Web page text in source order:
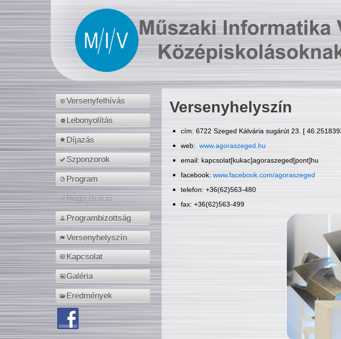
Versenyfelhívás
Lebonyolítás
Díjazás
Szponzorok
Program
Regisztráció
Programbizottság
Versenyhelyszín
Kapcsolat
Galéria
Eredmények
Versenyhelyszín
cím: 6722 Szeged Kálvária sugárút 23. [
web: www.agoraszeged.hu
email: kapcsolat[kukac]agoraszeged[pont]hu
facebook: www.facebook.com/agoraszeged
telefon: +36(62)563-480
fax: +36(62)563-499